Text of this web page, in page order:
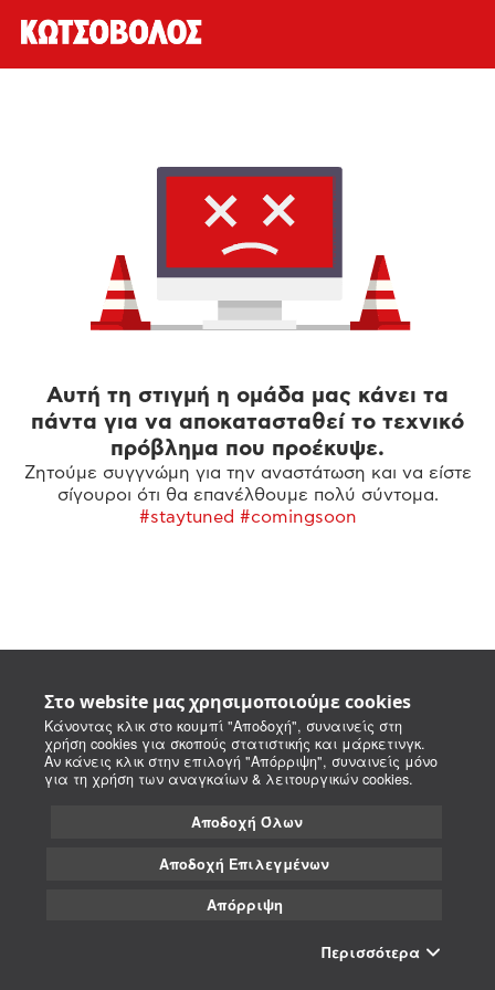
Στο website μας χρησιμοποιούμε cookies
Κάνοντας κλικ στο κουμπί "Αποδοχή", συναινείς στη
χρήση cookies για σκοπούς στατιστικής και μάρκετινγκ.
Αν κάνεις κλικ στην επιλογή "Απόρριψη", συναινείς μόνο
για τη χρήση των αναγκαίων & λειτουργικών cookies.
Αποδοχή Όλων
Αποδοχή Επιλεγμένων
Απόρριψη
Περισσότερα
Αυτή τη στιγμή η ομάδα μας κάνει τα
πάντα για να αποκατασταθεί το τεχνικό
πρόβλημα που προέκυψε.
Ζητούμε συγγνώμη για την αναστάτωση και να είστε
σίγουροι ότι θα επανέλθουμε πολύ σύντομα.
#staytuned #comingsoon